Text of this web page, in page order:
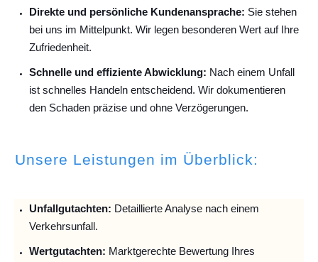
Direkte und persönliche Kundenansprache: Sie stehen
bei uns im Mittelpunkt. Wir legen besonderen Wert auf Ihre
Zufriedenheit.
Schnelle und effiziente Abwicklung: Nach einem Unfall
ist schnelles Handeln entscheidend. Wir dokumentieren
den Schaden präzise und ohne Verzögerungen.
Unsere Leistungen im Überblick:
Unfallgutachten: Detaillierte Analyse nach einem
Verkehrsunfall.
Wertgutachten: Marktgerechte Bewertung Ihres